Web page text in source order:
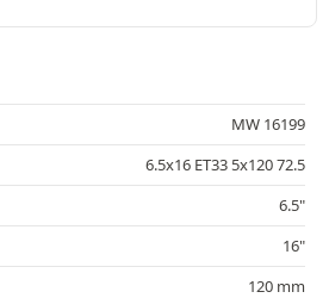
MW 16199
6.5x16 ET33 5x120 72.5
6.5"
16"
120 mm